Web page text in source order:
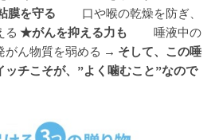
膜を守る 口や喉の乾燥を防ぎ、
る ★がんを抑える力も 唾液中の
がん物質を弱める → そして、この唾
ッチこそが、”よく噛むこと”なので